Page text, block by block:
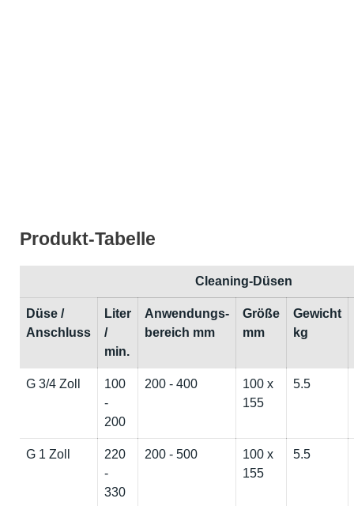
Produkt-Tabelle
Cleaning-Düsen
Düse /
Anschluss
Liter
/
min.
Anwendungs-
bereich mm
Größe
mm
Gewicht
kg
G 3/4 Zoll
100
-
200
200 - 400
100 x
155
5.5
G 1 Zoll
220
-
330
200 - 500
100 x
155
5.5